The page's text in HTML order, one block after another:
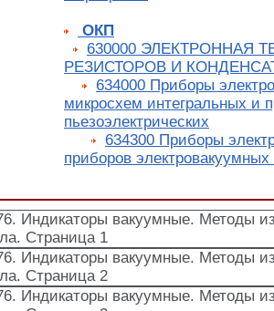
ОКП
630000 ЭЛЕКТРОННАЯ
РЕЗИСТОРОВ И
634000 Приборы
микросхем интегральных и
пьезоэлектрических
634300 Приборы
приборов